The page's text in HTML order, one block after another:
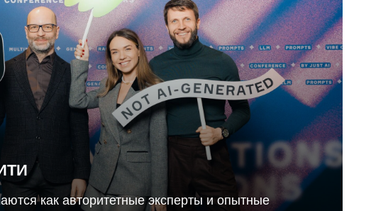
как авторитетные эксперты и опытные